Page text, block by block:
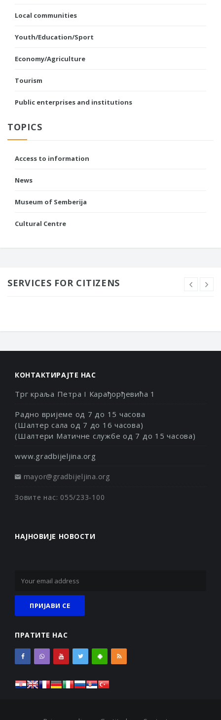
Local communities
Youth/Education/Sport
Economy/Agriculture
Tourism
Public enterprises and institutions
TOPICS
Access to information
News
Museum of Semberija
Cultural Centre
SERVICES FOR CITIZENS
КОНТАКТИРАЈТЕ НАС
Трг краља Петра I Карађорђевића 1
Радно вријеме од 7 до 15 часова
(Шалтер сала од 7 до 16 часова)
(Шалтери Матичне службе од 7 до 15 часова)
www.gradbijeljina.org
mayor@gradbijeljina.org
Зовите нас: 055/233-100
НАЈНОВИЈЕ НОВОСТИ
ПРАТИТЕ НАС